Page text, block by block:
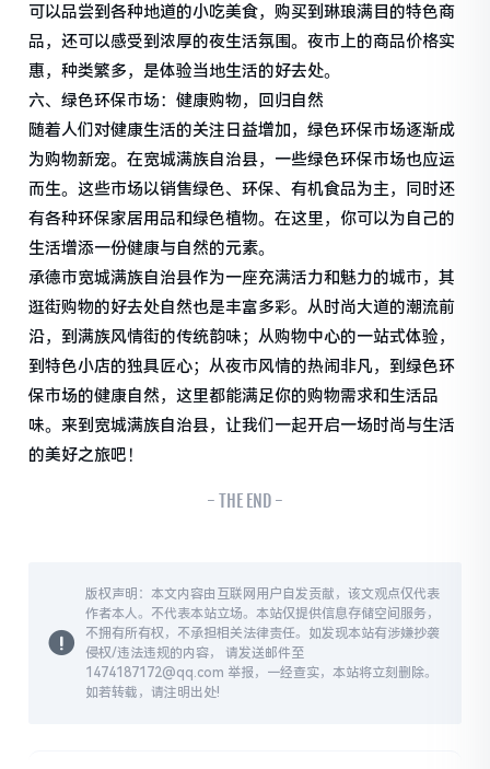
可以品尝到各种地道的小吃美食，购买到琳琅满目的特色商
品，还可以感受到浓厚的夜生活氛围。夜市上的商品价格实
惠，种类繁多，是体验当地生活的好去处。
六、绿色环保市场：健康购物，回归自然
随着人们对健康生活的关注日益增加，绿色环保市场逐渐成
为购物新宠。在宽城满族自治县，一些绿色环保市场也应运
而生。这些市场以销售绿色、环保、有机食品为主，同时还
有各种环保家居用品和绿色植物。在这里，你可以为自己的
生活增添一份健康与自然的元素。
承德市宽城满族自治县作为一座充满活力和魅力的城市，其
逛街购物的好去处自然也是丰富多彩。从时尚大道的潮流前
沿，到满族风情街的传统韵味；从购物中心的一站式体验，
到特色小店的独具匠心；从夜市风情的热闹非凡，到绿色环
保市场的健康自然，这里都能满足你的购物需求和生活品
味。来到宽城满族自治县，让我们一起开启一场时尚与生活
的美好之旅吧！
- THE END -
版权声明：本文内容由互联网用户自发贡献，该文观点仅代表
作者本人。不代表本站立场。本站仅提供信息存储空间服务，
不拥有所有权，不承担相关法律责任。如发现本站有涉嫌抄袭
侵权/违法违规的内容， 请发送邮件至
1474187172@qq.com 举报，一经查实，本站将立刻删除。
如若转载，请注明出处!